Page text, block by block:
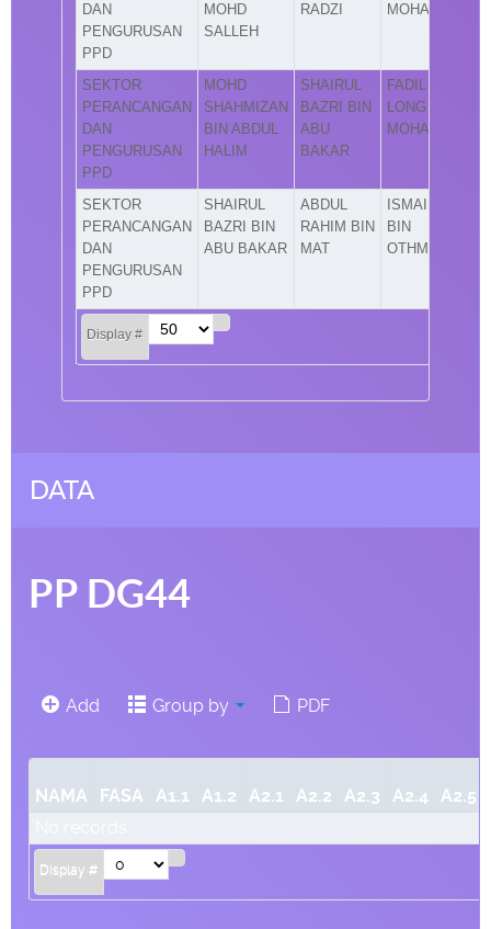
Display #
DAN
PENGURUSAN
PPD
MOHD
SALLEH
RADZI
MOHAMAD
SEKTOR
PERANCANGAN
DAN
PENGURUSAN
PPD
MOHD
SHAHMIZAN
BIN ABDUL
HALIM
SHAIRUL
BAZRI BIN
ABU
BAKAR
FADIL
LONG BIN
MOHAMAD
SEKTOR
PERANCANGAN
DAN
PENGURUSAN
PPD
SHAIRUL
BAZRI BIN
ABU BAKAR
ABDUL
RAHIM BIN
MAT
ISMAIL
BIN
OTHMAN
DATA
PP DG44
Add Group by PDF
NAMA FASA A1.1 A1.2 A2.1 A2.2 A2.3 A2.4 A2.5
Display #